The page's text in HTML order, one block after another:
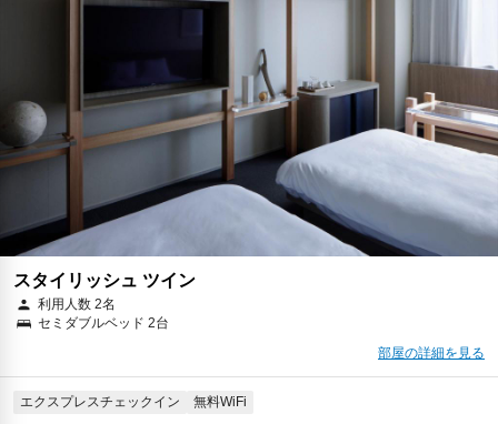
2026年08月23日までキャンセル無料
キャンセルポリシー 予約に進む
スタイリッシュ ツイン
利用人数 2名
セミダブルベッド 2台
部屋の詳細を見る
エクスプレスチェックイン 無料WiFi